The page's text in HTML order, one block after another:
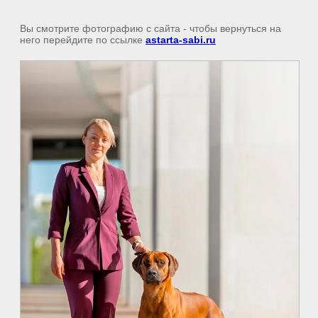
Вы смотрите фотографию с сайта - чтобы вернуться на
него перейдите по ссылке astarta-sabi.ru